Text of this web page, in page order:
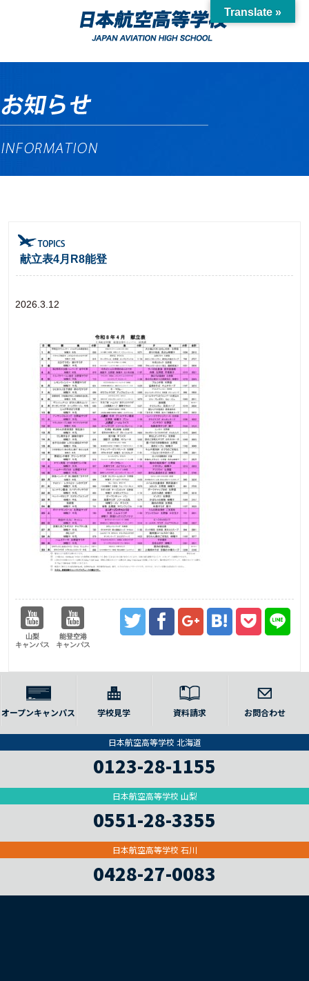
献立表4月R8能登
2026.3.12
山梨
キャンパス
能登空港
キャンパス
オープンキャンパス 学校見学 資料請求 お問合わせ
日本航空高等学校 北海道
0123-28-1155
日本航空高等学校 山梨
0551-28-3355
日本航空高等学校 石川
0428-27-0083
Translate »